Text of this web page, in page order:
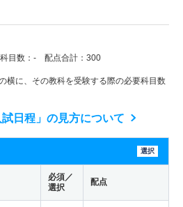
目数：- 配点合計：300
横に、その教科を受験する際の必要科目数
試日程」の見方について
選択
必須／
選択
配点